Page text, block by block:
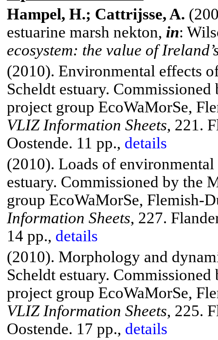
Hampel, H.; Cattrijsse, A.
estuarine marsh nekton, in:
ecosystem: the value ofIreland
(2010). Environmental effects
Scheldt estuary.
project group EcoWaMorSe,
VLIZ Information Sheets, 221.
Oostende. 11 pp., details
(2010). Loads of
estuary. Commissioned by the
group EcoWaMorSe, Flemish-
Information Sheets, 227.
14 pp., details
(2010). Morphology and
Scheldt estuary.
project group EcoWaMorSe,
VLIZ Information Sheets, 225.
Oostende. 17 pp., details